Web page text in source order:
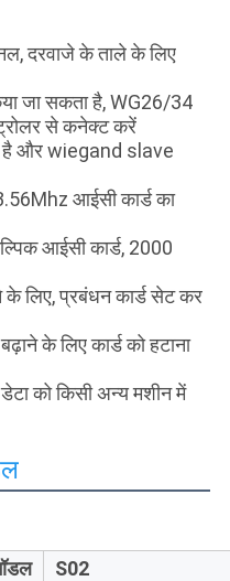
दरवाजे के ताले के लिए
जा सकता है, WG26/34
से कनेक्ट करें
है और wiegand slave
आईसी कार्ड का
आईसी कार्ड, 2000
के लिए, प्रबंधन कार्ड सेट कर
के लिए कार्ड को हटाना
डेटा को किसी अन्य मशीन में
S02